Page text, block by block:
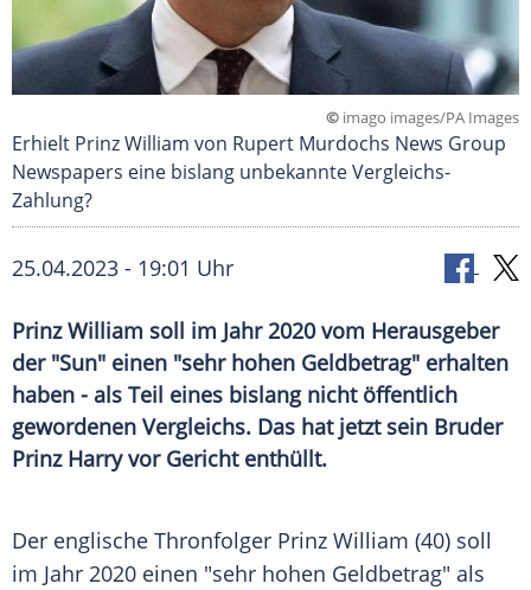
© imago images/PA Images
Erhielt Prinz William von Rupert Murdochs News Group
Newspapers eine bislang unbekannte Vergleichs-
Zahlung?
25.04.2023 - 19:01 Uhr
Prinz William soll im Jahr 2020 vom Herausgeber
der "Sun" einen "sehr hohen Geldbetrag" erhalten
haben - als Teil eines bislang nicht öffentlich
gewordenen Vergleichs. Das hat jetzt sein Bruder
Prinz Harry vor Gericht enthüllt.
Der englische Thronfolger Prinz William (40) soll
im Jahr 2020 einen "sehr hohen Geldbetrag" als